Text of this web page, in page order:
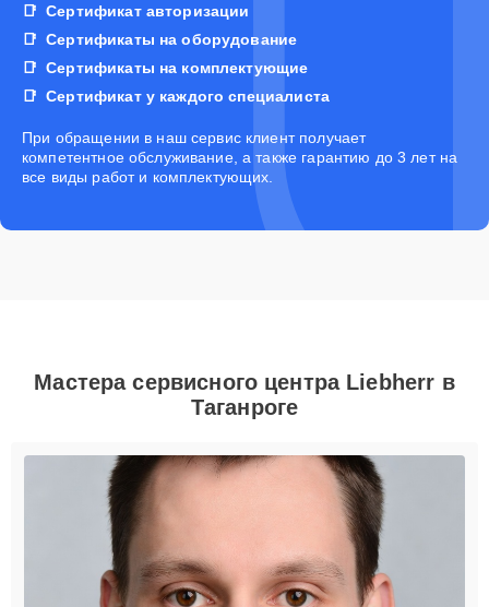
Сертификат авторизации
Сертификаты на оборудование
Сертификаты на комплектующие
Сертификат у каждого специалиста
При обращении в наш сервис клиент получает
компетентное обслуживание, а также гарантию до 3 лет на
все виды работ и комплектующих.
Мастера сервисного центра Liebherr в
Таганроге